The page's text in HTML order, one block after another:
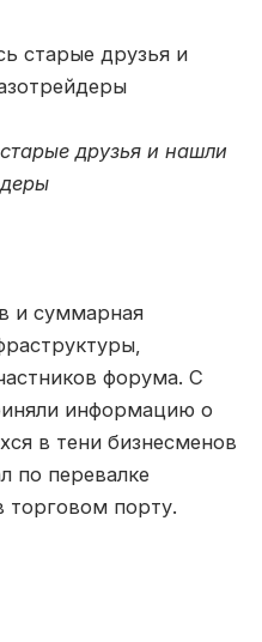
друзья и нашли
и суммарная
форума. С
информацию о
в тени бизнесменов
по перевалке
торговом порту.